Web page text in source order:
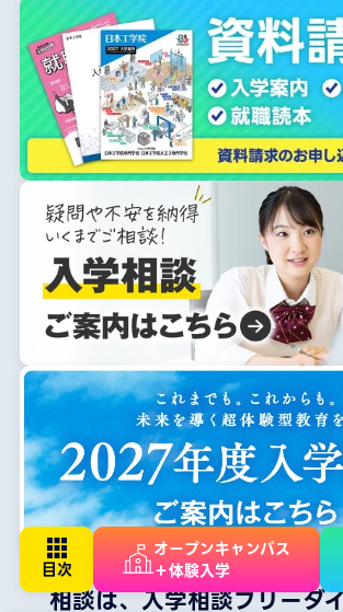
オープンキャンパス
＋体験入学
学校見学の受付や、その他
相談は、入学相談フリーダ